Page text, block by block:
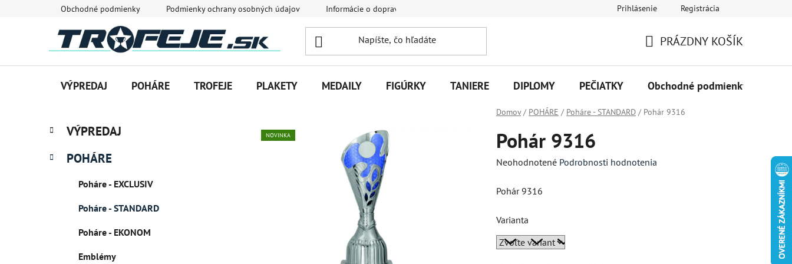
Obchodné podmienky Podmienky ochrany osobných údajov Informácie o doprave Prihlásenie Registrácia
KOŠÍK
PRÁZDNY KOŠÍK
VÝPREDAJ POHÁRE TROFEJE PLAKETY MEDAILY FIGÚRKY TANIERE DIPLOMY PEČIATKY Obchodné podmienky
Domov / POHÁRE / Poháre - STANDARD / Pohár 9316
B
č
Preskočiť
kategórie
K
a
e
VÝPREDAJ
POHÁRE
Poháre - EXCLUSIV
Poháre - STANDARD
Poháre - EKONOM
Emblémy
Pohár 9316
Priemerné
produktu
0,0
z
Neohodnotené Podrobnosti hodnotenia
Pohár 9316
Varianta
NOVINKA